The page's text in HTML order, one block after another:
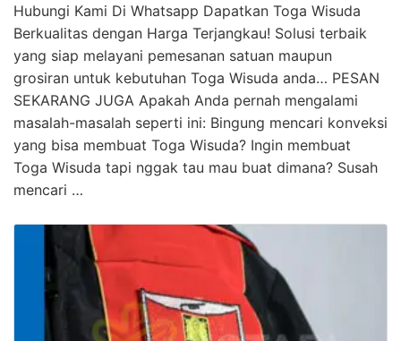
Hubungi Kami Di Whatsapp Dapatkan Toga Wisuda
Berkualitas dengan Harga Terjangkau! Solusi terbaik
yang siap melayani pemesanan satuan maupun
grosiran untuk kebutuhan Toga Wisuda anda… PESAN
SEKARANG JUGA Apakah Anda pernah mengalami
masalah-masalah seperti ini: Bingung mencari konveksi
yang bisa membuat Toga Wisuda? Ingin membuat
Toga Wisuda tapi nggak tau mau buat dimana? Susah
mencari …